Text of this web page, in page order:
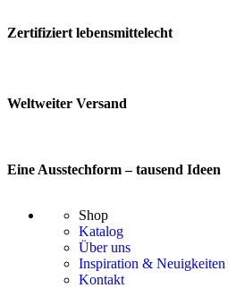
Zertifiziert lebensmittelecht
Weltweiter Versand
Eine Ausstechform – tausend Ideen
Shop
Katalog
Über uns
Inspiration & Neuigkeiten
Kontakt